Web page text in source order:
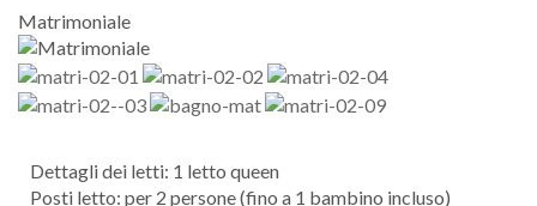
Matrimoniale
Dettagli dei letti: 1 letto queen
Posti letto: per 2 persone (fino a 1 bambino incluso)